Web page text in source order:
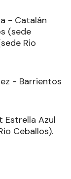
- Catalán
(sede
Rio
- Barrientos
Estrella Azul
Ceballos).